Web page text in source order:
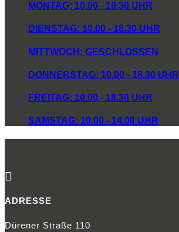
MONTAG: 10.00 - 18.30 UHR
DIENSTAG: 10.00 - 18.30 UHR
MITTWOCH: GESCHLOSSEN
DONNERSTAG: 10.00 - 18.30 UHR
FREITAG: 10.00 - 18.30 UHR
SAMSTAG: 10.00 - 14.00 UHR

ADRESSE
Dürener Straße 110